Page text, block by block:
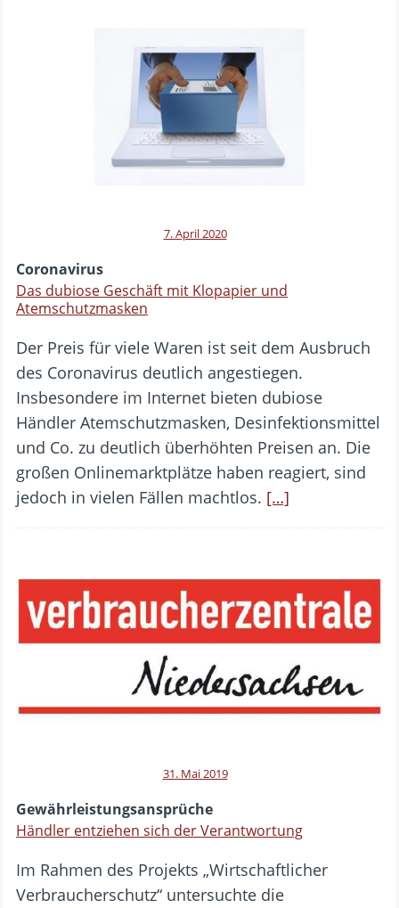
7. April 2020
Coronavirus
Das dubiose Geschäft mit Klopapier und
Atemschutzmasken
Der Preis für viele Waren ist seit dem Ausbruch
des Coronavirus deutlich angestiegen.
Insbesondere im Internet bieten dubiose
Händler Atemschutzmasken, Desinfektionsmittel
und Co. zu deutlich überhöhten Preisen an. Die
großen Onlinemarktplätze haben reagiert, sind
jedoch in vielen Fällen machtlos. […]
31. Mai 2019
Gewährleistungsansprüche
Händler entziehen sich der Verantwortung
Im Rahmen des Projekts „Wirtschaftlicher
Verbraucherschutz“ untersuchte die